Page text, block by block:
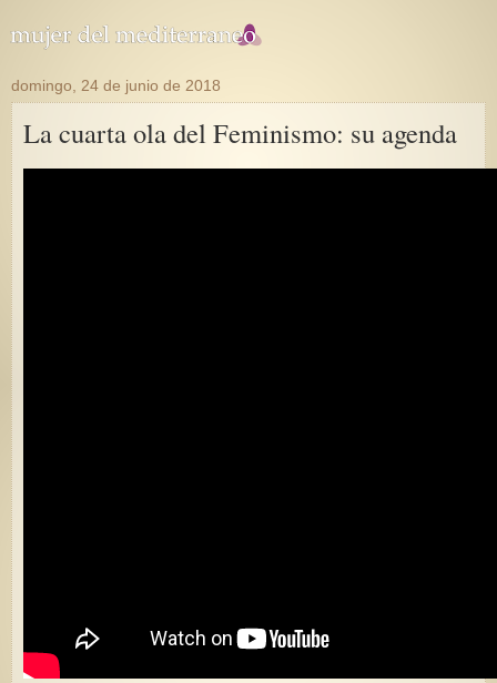
domingo, 24 de junio de 2018
La cuarta ola del Feminismo: su agenda